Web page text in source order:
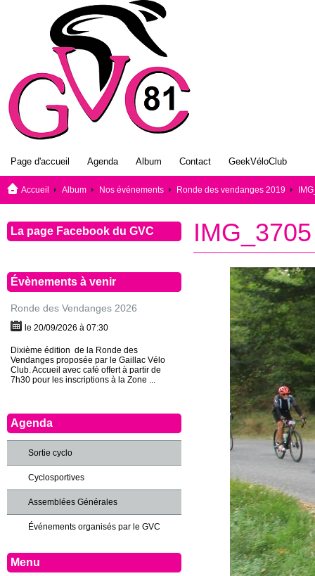
Page d'accueil Agenda Album Contact GeekVéloClub
Accueil Album Nos événements Ronde des vendanges 2019
IMG_3705
La page Facebook du GVC
Évènements à venir
Ronde des Vendanges 2026
le 20/09/2026 à 07:30
Dixième édition de la Ronde des
Vendanges proposée par le Gaillac Vélo
Club. Accueil avec café offert à partir de
7h30 pour les inscriptions à la Zone ...
Agenda
Sortie cyclo
Cyclosportives
Assemblées Générales
Événements organisés par le GVC
Menu